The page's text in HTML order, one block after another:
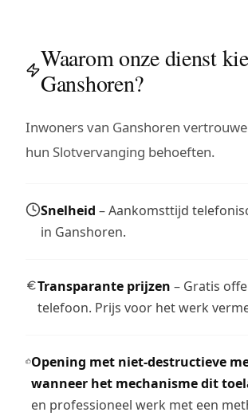
Waarom onze dienst
Ganshoren?
Inwoners van Ganshoren
hun Slotvervanging behoeften.
Snelheid – Aankomsttijd
in Ganshoren.
Transparante prijzen – Gratis
telefoon. Prijs voor het werk
Opening met niet-destructieve
wanneer het mechanisme dit
en professioneel werk met een